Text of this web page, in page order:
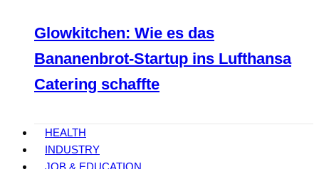
Glowkitchen: Wie es das
Bananenbrot-Startup ins Lufthansa
Catering schaffte
HEALTH
INDUSTRY
JOB & EDUCATION